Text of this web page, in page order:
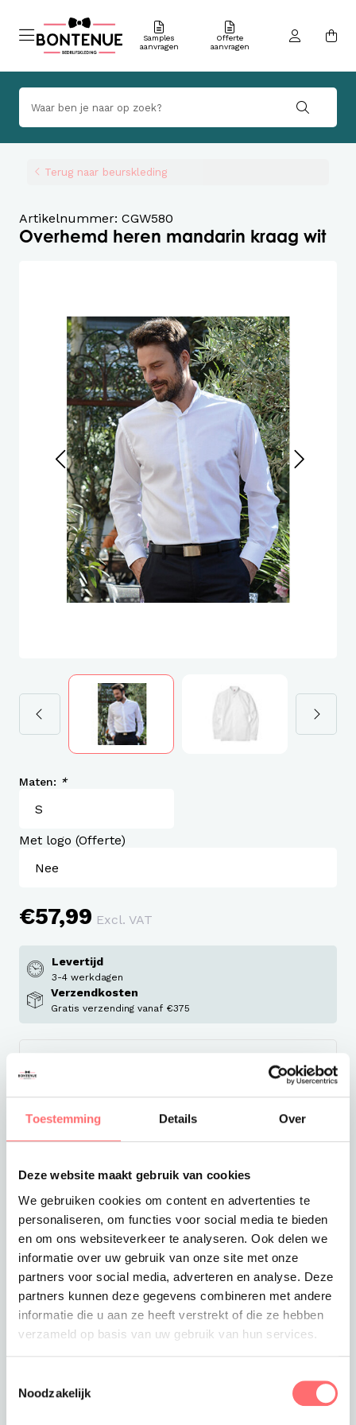
Toestemming Details Over
Deze website maakt gebruik van cookies
We gebruiken cookies om content en advertenties te
personaliseren, om functies voor social media te bieden
en om ons websiteverkeer te analyseren. Ook delen we
informatie over uw gebruik van onze site met onze
partners voor social media, adverteren en analyse. Deze
partners kunnen deze gegevens combineren met andere
informatie die u aan ze heeft verstrekt of die ze hebben
verzameld op basis van uw gebruik van hun services.
Noodzakelijk
Samples
aanvragen
Offerte
aanvragen
Terug naar beurskleding
Artikelnummer: CGW580
Overhemd heren mandarin kraag wit
Maten: *
Met logo (Offerte)
€57,99 Excl. VAT
Levertijd
3-4 werkdagen
Verzendkosten
Gratis verzending vanaf €375
Offerte of sample aanvragen
Wil je een offerte of sample aanvragen.
Stop dit product dan in je winkelmandje en
vraag een offerte of sample aan.